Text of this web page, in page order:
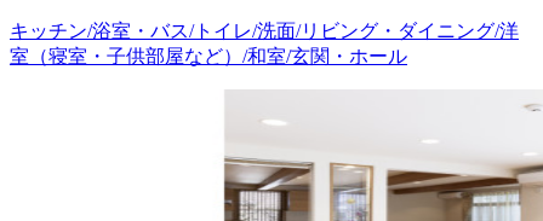
キッチン/浴室・バス/トイレ/洗面/リビング・ダイニング/洋
室（寝室・子供部屋など）/和室/玄関・ホール